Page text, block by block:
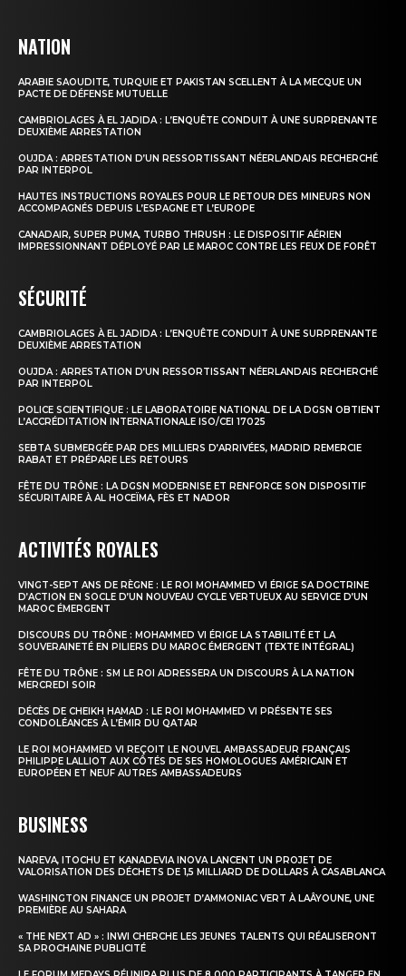
NATION
ARABIE SAOUDITE, TURQUIE ET PAKISTAN SCELLENT À LA MECQUE UN
PACTE DE DÉFENSE MUTUELLE
CAMBRIOLAGES À EL JADIDA : L’ENQUÊTE CONDUIT À UNE SURPRENANTE
DEUXIÈME ARRESTATION
OUJDA : ARRESTATION D’UN RESSORTISSANT NÉERLANDAIS RECHERCHÉ
PAR INTERPOL
HAUTES INSTRUCTIONS ROYALES POUR LE RETOUR DES MINEURS NON
ACCOMPAGNÉS DEPUIS L’ESPAGNE ET L’EUROPE
CANADAIR, SUPER PUMA, TURBO THRUSH : LE DISPOSITIF AÉRIEN
IMPRESSIONNANT DÉPLOYÉ PAR LE MAROC CONTRE LES FEUX DE FORÊT
SÉCURITÉ
CAMBRIOLAGES À EL JADIDA : L’ENQUÊTE CONDUIT À UNE SURPRENANTE
DEUXIÈME ARRESTATION
OUJDA : ARRESTATION D’UN RESSORTISSANT NÉERLANDAIS RECHERCHÉ
PAR INTERPOL
POLICE SCIENTIFIQUE : LE LABORATOIRE NATIONAL DE LA DGSN OBTIENT
L’ACCRÉDITATION INTERNATIONALE ISO/CEI 17025
SEBTA SUBMERGÉE PAR DES MILLIERS D’ARRIVÉES, MADRID REMERCIE
RABAT ET PRÉPARE LES RETOURS
FÊTE DU TRÔNE : LA DGSN MODERNISE ET RENFORCE SON DISPOSITIF
SÉCURITAIRE À AL HOCEÏMA, FÈS ET NADOR
ACTIVITÉS ROYALES
VINGT-SEPT ANS DE RÈGNE : LE ROI MOHAMMED VI ÉRIGE SA DOCTRINE
D’ACTION EN SOCLE D’UN NOUVEAU CYCLE VERTUEUX AU SERVICE D’UN
MAROC ÉMERGENT
DISCOURS DU TRÔNE : MOHAMMED VI ÉRIGE LA STABILITÉ ET LA
SOUVERAINETÉ EN PILIERS DU MAROC ÉMERGENT (TEXTE INTÉGRAL)
FÊTE DU TRÔNE : SM LE ROI ADRESSERA UN DISCOURS À LA NATION
MERCREDI SOIR
DÉCÈS DE CHEIKH HAMAD : LE ROI MOHAMMED VI PRÉSENTE SES
CONDOLÉANCES À L’ÉMIR DU QATAR
LE ROI MOHAMMED VI REÇOIT LE NOUVEL AMBASSADEUR FRANÇAIS
PHILIPPE LALLIOT AUX CÔTÉS DE SES HOMOLOGUES AMÉRICAIN ET
EUROPÉEN ET NEUF AUTRES AMBASSADEURS
BUSINESS
NAREVA, ITOCHU ET KANADEVIA INOVA LANCENT UN PROJET DE
VALORISATION DES DÉCHETS DE 1,5 MILLIARD DE DOLLARS À CASABLANCA
WASHINGTON FINANCE UN PROJET D’AMMONIAC VERT À LAÂYOUNE, UNE
PREMIÈRE AU SAHARA
« THE NEXT AD » : INWI CHERCHE LES JEUNES TALENTS QUI RÉALISERONT
SA PROCHAINE PUBLICITÉ